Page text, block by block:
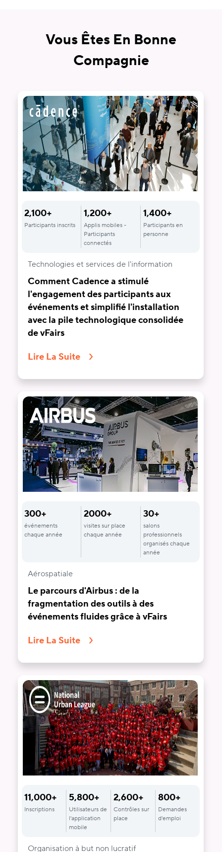
Vous Êtes En Bonne
Compagnie
2,100+
Participants inscrits
1,200+
Applis mobiles -
Participants
connectés
1,400+
Participants en
personne
Technologies et services de l'information
Comment Cadence a stimulé
l'engagement des participants aux
événements et simplifié l'installation
avec la pile technologique consolidée
de vFairs
Lire La Suite
300+
événements
chaque année
2000+
visites sur place
chaque année
30+
salons
professionnels
organisés chaque
année
Aérospatiale
Le parcours d'Airbus : de la
fragmentation des outils à des
événements fluides grâce à vFairs
Lire La Suite
11,000+
Inscriptions
5,800+
Utilisateurs de
l'application
mobile
2,600+
Contrôles sur
place
800+
Demandes
d'emploi
Organisation à but non lucratif